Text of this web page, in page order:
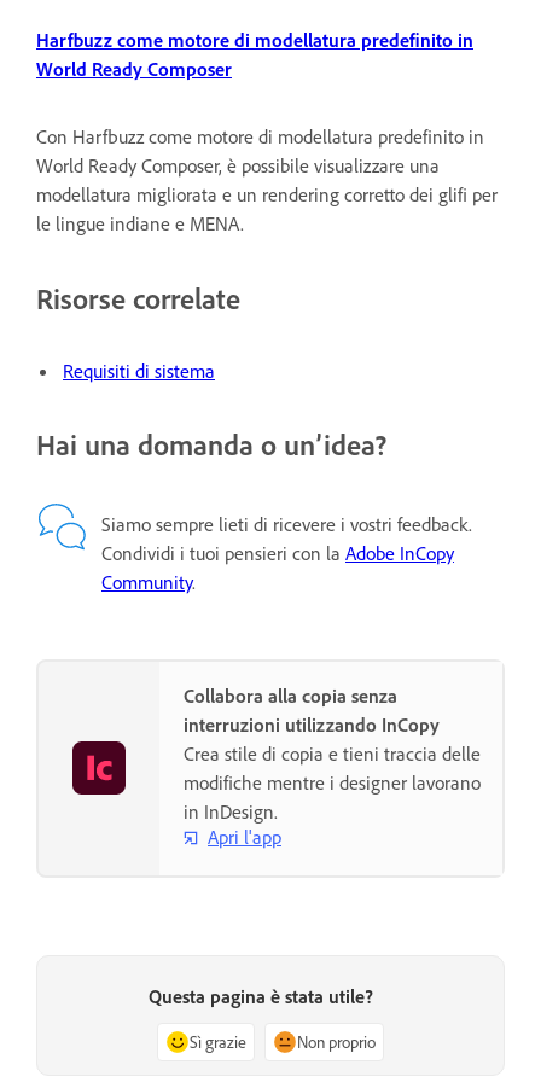
Harfbuzz come motore di modellatura predefinito in
World Ready Composer
Con Harfbuzz come motore di modellatura predefinito in
World Ready Composer, è possibile visualizzare una
modellatura migliorata e un rendering corretto dei glifi per
le lingue indiane e MENA.
Risorse correlate
Requisiti di sistema
Hai una domanda o un’idea?
Siamo sempre lieti di ricevere i vostri feedback.
Condividi i tuoi pensieri con la Adobe InCopy
Community.
Collabora alla copia senza
interruzioni utilizzando InCopy
Crea stile di copia e tieni traccia delle
modifiche mentre i designer lavorano
in InDesign.
Apri l'app
Questa pagina è stata utile?
Sì grazie Non proprio